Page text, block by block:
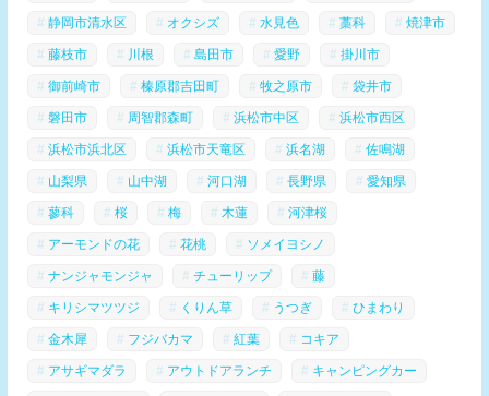
静岡市清水区 オクシズ 水見色 藁科 焼津市
藤枝市 川根 島田市 愛野 掛川市
御前崎市 榛原郡吉田町 牧之原市 袋井市
磐田市 周智郡森町 浜松市中区 浜松市西区
浜松市浜北区 浜松市天竜区 浜名湖 佐鳴湖
山梨県 山中湖 河口湖 長野県 愛知県
蓼科 桜 梅 木蓮 河津桜
アーモンドの花 花桃 ソメイヨシノ
ナンジャモンジャ チューリップ 藤
キリシマツツジ くりん草 うつぎ ひまわり
金木犀 フジバカマ 紅葉 コキア
アサギマダラ アウトドアランチ キャンピングカー